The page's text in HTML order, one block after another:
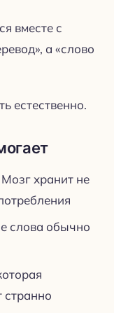
вместе с
а «слово
естественно.
хранит не
слова обычно
странно